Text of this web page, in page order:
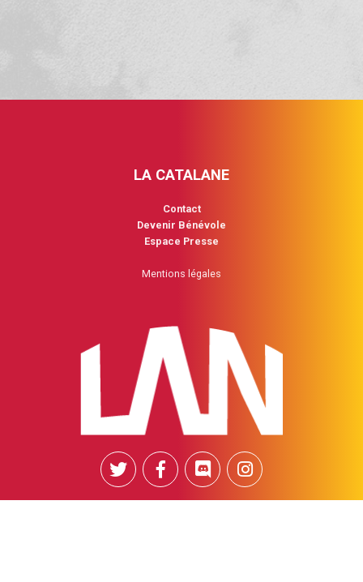
LA CATALANE
Contact
Devenir Bénévole
Espace Presse
Mentions légales